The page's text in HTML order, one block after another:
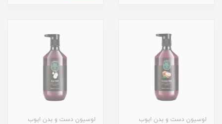
لوسیون دست و بدن ایوب
لوسیون دست و بدن ایوب